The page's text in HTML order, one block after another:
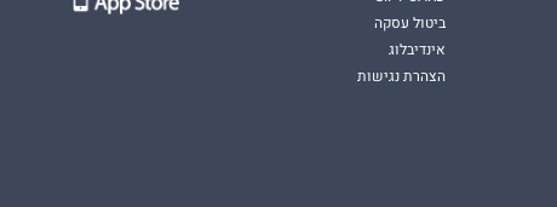
ביטול עסקה
אינדיבלוג
הצהרת נגישות